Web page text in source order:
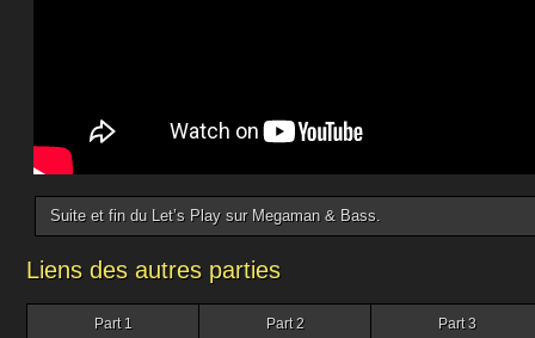
Suite et fin du Let’s Play sur Megaman & Bass.
Liens des autres parties
Part 1 Part 2 Part 3